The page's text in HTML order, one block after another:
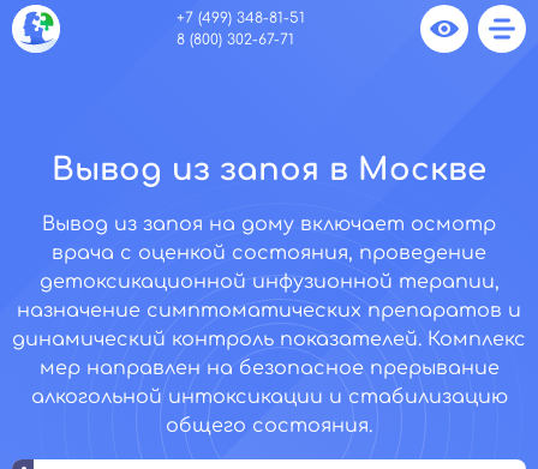
+7 (499) 348-81-51
8 (800) 302-67-71
Вывод из запоя в Москве
Вывод из запоя на дому включает осмотр
врача с оценкой состояния, проведение
детоксикационной инфузионной терапии,
назначение симптоматических препаратов и
динамический контроль показателей. Комплекс
мер направлен на безопасное прерывание
алкогольной интоксикации и стабилизацию
общего состояния.